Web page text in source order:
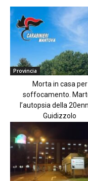
Provincia
Morta in casa per
soffocamento.
l’autopsia della
Guidizzolo